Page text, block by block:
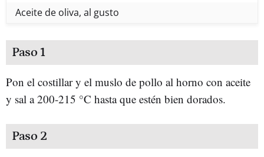
Aceite de oliva, al gusto
Paso 1
Pon el costillar y el muslo de pollo al horno con aceite
y sal a 200-215 °C hasta que estén bien dorados.
Paso 2